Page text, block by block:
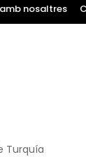
nosaltres
Turquía